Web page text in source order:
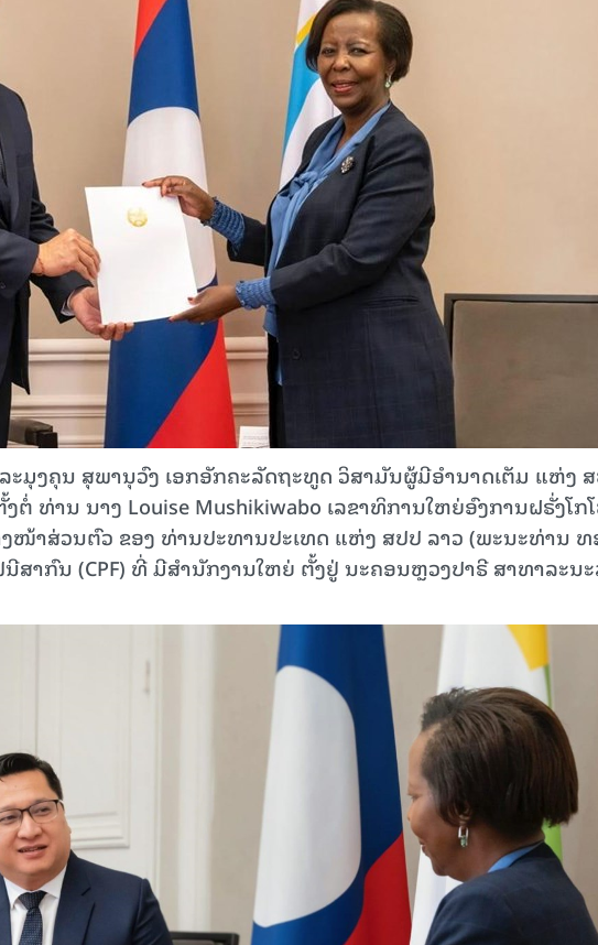
ະມຸງຄຸນ ສຸພານຸວົງ ເອກອັກຄະລັດຖະທູດ ວິສາມັນຜູ້ມີອຳນາດເຕັມ ແຫ່ງ
ງຕໍ່ ທ່ານ ນາງ Louise Mushikiwabo ເລຂາທິການໃຫຍ່ອົງການຝຣັ່ງໂກ
ໜ້າສ່ວນຕົວ ຂອງ ທ່ານປະທານປະເທດ ແຫ່ງ ສປປ ລາວ (ພະນະທ່ານ ທ
ສາກົນ (CPF) ທີ່ ມີສຳນັກງານໃຫຍ່ ຕັ້ງຢູ່ ນະຄອນຫຼວງປາຣີ ສາທາລະນ
15.039(06-08-